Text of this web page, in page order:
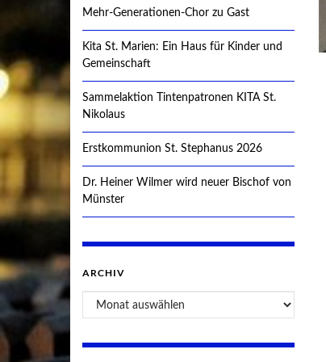
Mehr-Generationen-Chor zu Gast
Kita St. Marien: Ein Haus für Kinder und
Gemeinschaft
Sammelaktion Tintenpatronen KITA St.
Nikolaus
Erstkommunion St. Stephanus 2026
Dr. Heiner Wilmer wird neuer Bischof von
Münster
ARCHIV